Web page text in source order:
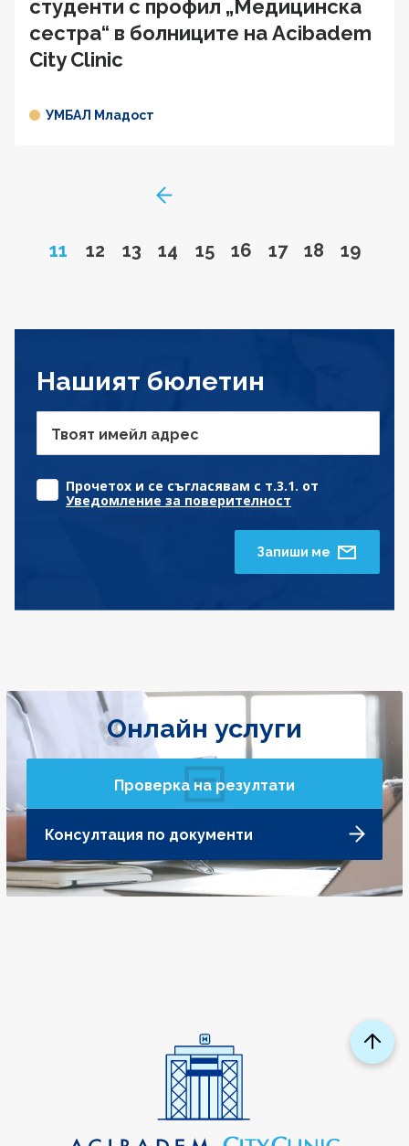
студенти с профил „Медицинска
сестра“ в болниците на Acibadem
City Clinic
УМБАЛ Младост
Page
11 Go to page
12 Go to page
13 Go to page
14 Go to page
15 Go to page
16 Go to page
17 Go to page
18 Go to
19
Нашият бюлетин
Твоят имейл адрес
Прочетох и се съгласявам с т.3.1. от
Уведомление за поверителност
Запиши ме
Онлайн услуги
Проверка на резултати
Консултация по документи